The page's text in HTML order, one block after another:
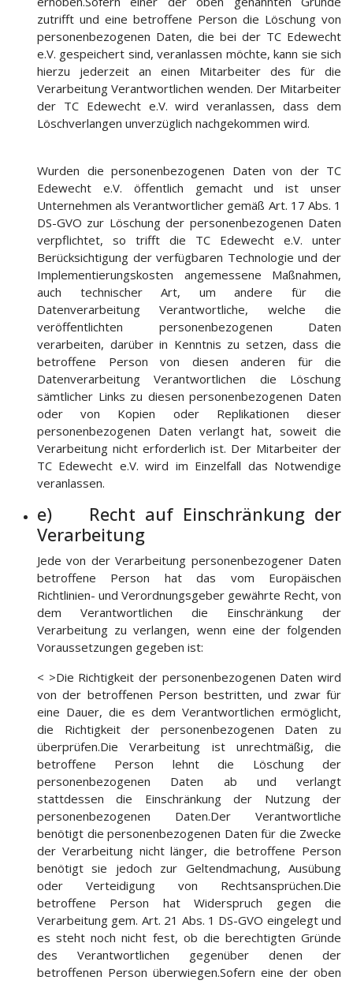
zutrifft und eine betroffene Person die Löschung von
personenbezogenen Daten, die bei der TC Edewecht
e.V. gespeichert sind, veranlassen möchte, kann sie sich
hierzu jederzeit an einen Mitarbeiter des für die
Verarbeitung Verantwortlichen wenden. Der Mitarbeiter
der TC Edewecht e.V. wird veranlassen, dass dem
Löschverlangen unverzüglich nachgekommen wird.
Wurden die personenbezogenen Daten von der TC
Edewecht e.V. öffentlich gemacht und ist unser
Unternehmen als Verantwortlicher gemäß Art. 17 Abs. 1
DS-GVO zur Löschung der personenbezogenen Daten
verpflichtet, so trifft die TC Edewecht e.V. unter
Berücksichtigung der verfügbaren Technologie und der
Implementierungskosten angemessene Maßnahmen,
auch technischer Art, um andere für die
Datenverarbeitung Verantwortliche, welche die
veröffentlichten personenbezogenen Daten
verarbeiten, darüber in Kenntnis zu setzen, dass die
betroffene Person von diesen anderen für die
Datenverarbeitung Verantwortlichen die Löschung
sämtlicher Links zu diesen personenbezogenen Daten
oder von Kopien oder Replikationen dieser
personenbezogenen Daten verlangt hat, soweit die
Verarbeitung nicht erforderlich ist. Der Mitarbeiter der
TC Edewecht e.V. wird im Einzelfall das Notwendige
veranlassen.
e) Recht auf Einschränkung der
Verarbeitung
Jede von der Verarbeitung personenbezogener Daten
betroffene Person hat das vom Europäischen
Richtlinien- und Verordnungsgeber gewährte Recht, von
dem Verantwortlichen die Einschränkung der
Verarbeitung zu verlangen, wenn eine der folgenden
Voraussetzungen gegeben ist:
< >Die Richtigkeit der personenbezogenen Daten wird
von der betroffenen Person bestritten, und zwar für
eine Dauer, die es dem Verantwortlichen ermöglicht,
die Richtigkeit der personenbezogenen Daten zu
überprüfen.Die Verarbeitung ist unrechtmäßig, die
betroffene Person lehnt die Löschung der
personenbezogenen Daten ab und verlangt
stattdessen die Einschränkung der Nutzung der
personenbezogenen Daten.Der Verantwortliche
benötigt die personenbezogenen Daten für die Zwecke
der Verarbeitung nicht länger, die betroffene Person
benötigt sie jedoch zur Geltendmachung, Ausübung
oder Verteidigung von Rechtsansprüchen.Die
betroffene Person hat Widerspruch gegen die
Verarbeitung gem. Art. 21 Abs. 1 DS-GVO eingelegt und
es steht noch nicht fest, ob die berechtigten Gründe
des Verantwortlichen gegenüber denen der
betroffenen Person überwiegen.Sofern eine der oben